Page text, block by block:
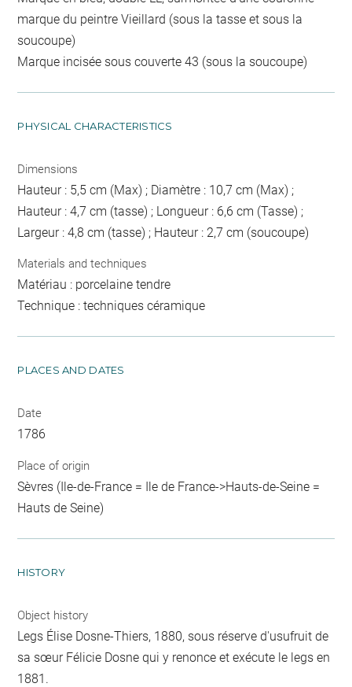
marque du peintre Vieillard (sous la tasse et sous la
soucoupe)
Marque incisée sous couverte 43 (sous la soucoupe)
PHYSICAL CHARACTERISTICS
Dimensions
Hauteur : 5,5 cm (Max) ; Diamètre : 10,7 cm (Max) ;
Hauteur : 4,7 cm (tasse) ; Longueur : 6,6 cm (Tasse) ;
Largeur : 4,8 cm (tasse) ; Hauteur : 2,7 cm (soucoupe)
Materials and techniques
Matériau : porcelaine tendre
Technique : techniques céramique
PLACES AND DATES
Date
1786
Place of origin
Sèvres (Ile-de-France = Ile de France->Hauts-de-Seine =
Hauts de Seine)
HISTORY
Object history
Legs Élise Dosne-Thiers, 1880, sous réserve d'usufruit de
sa sœur Félicie Dosne qui y renonce et exécute le legs en
1881.